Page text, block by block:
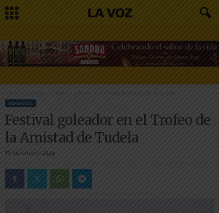
Inicio Festival goleador en el Trofeo de la Amistad de Tudela
DEPORTES
Festival goleador en el Trofeo de
la Amistad de Tudela
19 diciembre, 2025